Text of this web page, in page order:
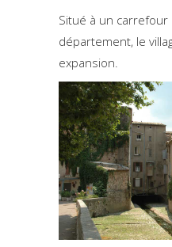
Situé à un
département, le
expansion.